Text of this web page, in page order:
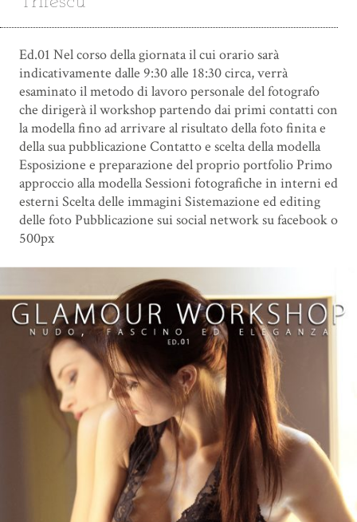
Ed.01 Nel corso della giornata il cui orario sarà
indicativamente dalle 9:30 alle 18:30 circa, verrà
esaminato il metodo di lavoro personale del fotografo
che dirigerà il workshop partendo dai primi contatti con
la modella fino ad arrivare al risultato della foto finita e
della sua pubblicazione Contatto e scelta della modella
Esposizione e preparazione del proprio portfolio Primo
approccio alla modella Sessioni fotografiche in interni ed
esterni Scelta delle immagini Sistemazione ed editing
delle foto Pubblicazione sui social network su facebook o
500px